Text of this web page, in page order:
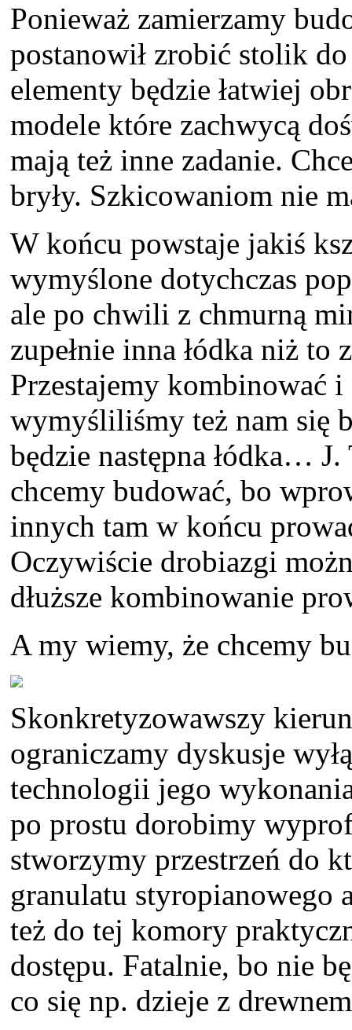
Ponieważ zamierzamy
postanowił zrobić stolik
elementy będzie łatwiej
modele które zachwycą
mają też inne zadanie.
bryły. Szkicowaniom nie
W końcu powstaje jakiś
wymyślone dotychczas
ale po chwili z chmurną
zupełnie inna łódka niż
Przestajemy kombinować
wymyśliliśmy też nam się
będzie następna łódka…
chcemy budować, bo
innych tam w końcu
Oczywiście drobiazgi
dłuższe kombinowanie
A my wiemy, że chcemy
Skonkretyzowawszy
ograniczamy dyskusje
technologii jego
po prostu dorobimy
stworzymy przestrzeń do
granulatu styropianowego
też do tej komory
dostępu. Fatalnie, bo nie
co się np. dzieje z